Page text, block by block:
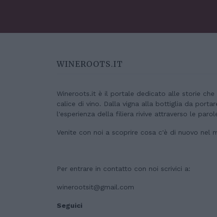
WINEROOTS.IT
Wineroots.it è il portale dedicato alle storie
calice di vino. Dalla vigna alla bottiglia da
l'esperienza della filiera rivive attraverso le
Venite con noi a scoprire cosa c'è di nuovo nel
Per entrare in contatto con noi scrivici a:
winerootsit@gmail.com
Seguici